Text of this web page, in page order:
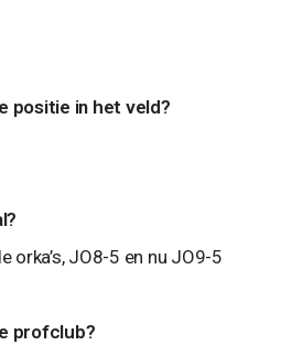
positie in het veld?
orka’s, JO8-5 en nu JO9-5
profclub?